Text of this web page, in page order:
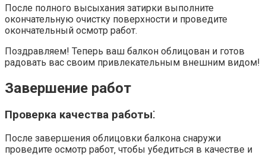
После полного высыхания затирки выполните
окончательную очистку поверхности и проведите
окончательный осмотр работ.​
Поздравляем!​ Теперь ваш балкон облицован и готов
радовать вас своим привлекательным внешним видом!​
Завершение работ
Проверка качества работы⁚
После завершения облицовки балкона снаружи
проведите осмотр работ‚ чтобы убедиться в качестве и